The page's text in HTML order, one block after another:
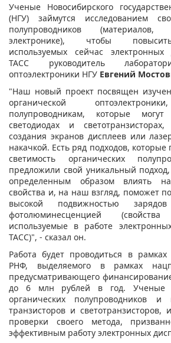
​Ученые Новосибирского
(НГУ) займутся исследованием
полупроводников
электронике), чтобы
используемых сейчас
ТАСС руководитель
оптоэлектроники НГУ Евгений
"Наш новый проект посвящен
органической
полупроводникам, которые могут
светодиодах и
создания экранов дисплеев или
накачкой. Есть ряд подходов,
светимость органических
предложили свой уникальный
определенным образом влиять
свойства и, на наш взгляд, поможет
высокой подвижностью
фотолюминесценцией (свойства
используемые в работе
ТАСС)", - сказал он.
Работа будет проводиться в рамках
РНФ, выделяемого в рамках
предусматривающего
до 6 млн рублей в год. Ученые
органических полупроводников и
транзисторов и светотранзисторов,
проверки своего метода,
эффективным работу электронных